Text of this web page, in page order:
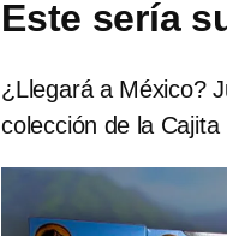
Este sería
¿Llegará a México?
colección de la Cajita